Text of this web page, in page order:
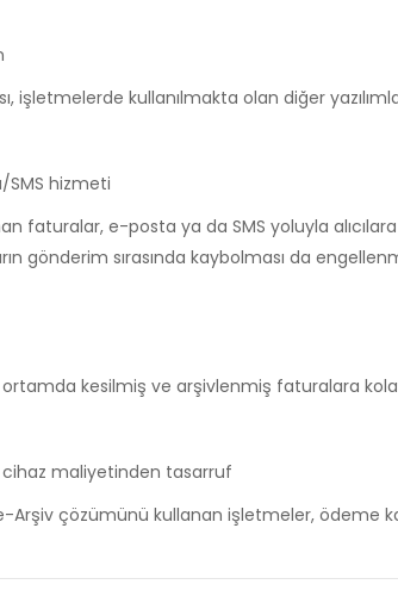
işletmelerde kullanılmakta olan diğer
hizmeti
faturalar, e-posta ya da SMS yoluyla
gönderim sırasında kaybolması da
kesilmiş ve arşivlenmiş faturalara
maliyetinden tasarruf
Arşiv çözümünü kullanan işletmeler, ödeme